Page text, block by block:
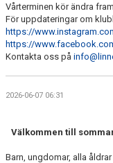
Vårterminen kör ändra
För uppdateringar om
https://
https://
Kontakta oss på
2026-06-07 06:31
Välkommen till
Barn, ungdomar, alla